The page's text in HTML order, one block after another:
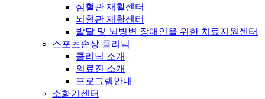
심혈관 재활센터
뇌혈관 재활센터
발달 및 뇌병변 장애인을 위한 치료지원센터
스포츠손상 클리닉
클리닉 소개
의료진 소개
프로그램안내
소화기센터